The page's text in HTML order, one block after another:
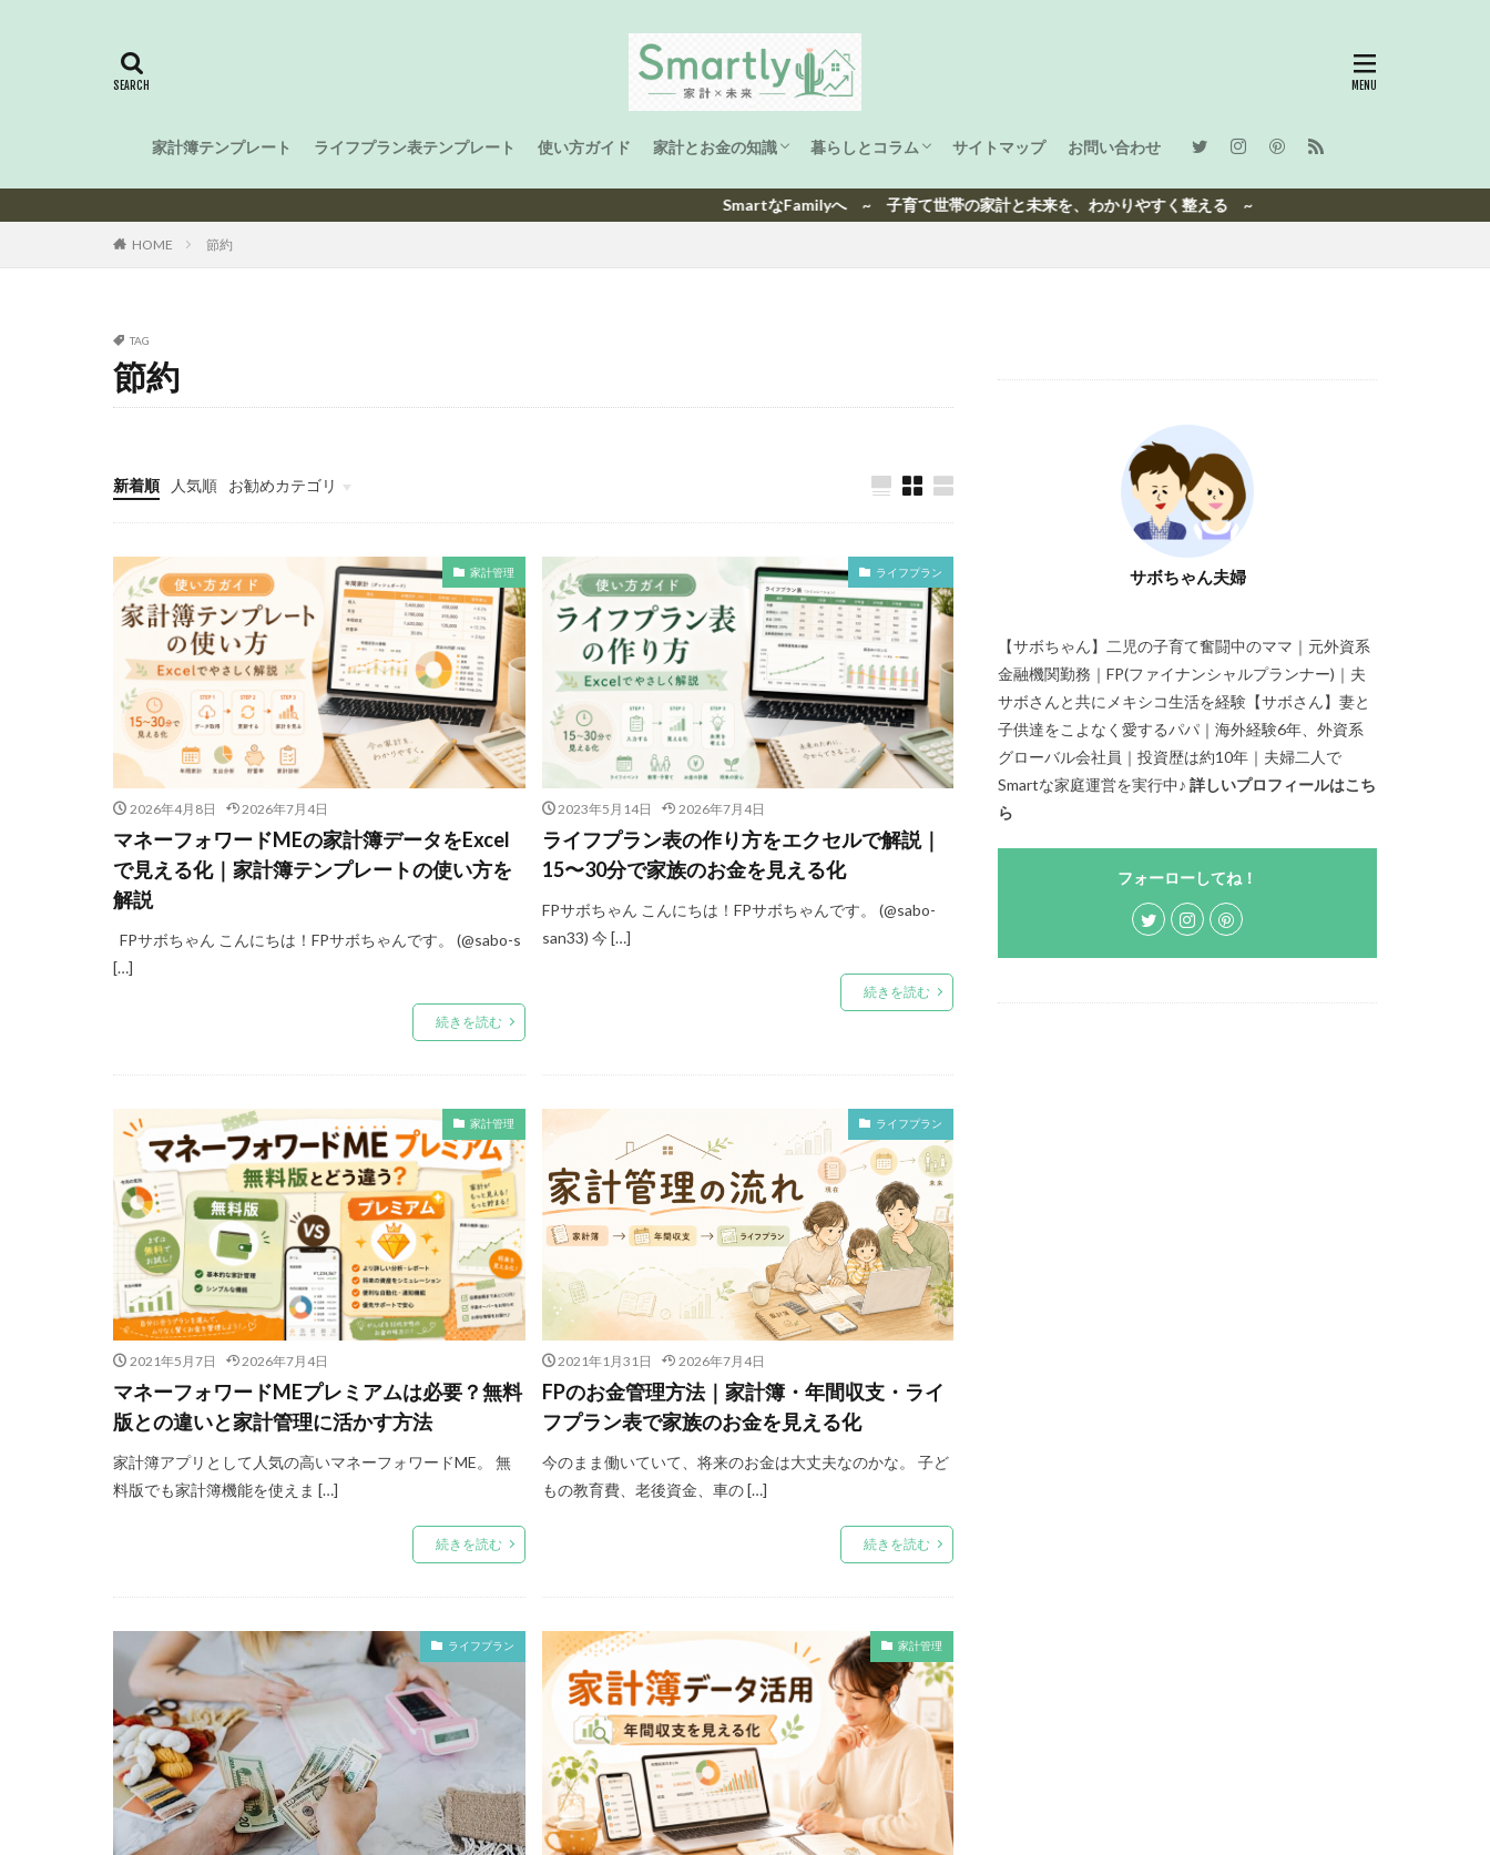
家計簿テンプレート ライフプラン表テンプレート 使い方ガイド 家計とお金の知識
家計管理
ライフプラン
資産形成
暮らしとコラム
子育て
海外生活と旅
洋楽ヒット曲ランキング
日本ヒット曲ランキング
サイトマップ お問い合わせ
SmartなFamilyへ ~ 子育て世帯の家計と未来を、わかりやすく整える ~
HOME 節約
TAG
節約
新着順 人気順
お勧めカテゴリ
-
家計管理
2026年4月8日 2026年7月4日
マネーフォワードMEの家計簿データをExcel
で見える化｜家計簿テンプレートの使い方を
解説
FPサボちゃん こんにちは！FPサボちゃんです。 (@sabo-s
[…]
続きを読む
ライフプラン
2023年5月14日 2026年7月4日
ライフプラン表の作り方をエクセルで解説｜
15〜30分で家族のお金を見える化
FPサボちゃん こんにちは！FPサボちゃんです。 (@sabo-
san33) 今 […]
続きを読む
家計管理
2021年5月7日 2026年7月4日
マネーフォワードMEプレミアムは必要？無料
版との違いと家計管理に活かす方法
家計簿アプリとして人気の高いマネーフォワードME。 無
料版でも家計簿機能を使えま […]
続きを読む
ライフプラン
2021年1月31日 2026年7月4日
FPのお金管理方法｜家計簿・年間収支・ライ
フプラン表で家族のお金を見える化
今のまま働いていて、将来のお金は大丈夫なのかな。 子ど
もの教育費、老後資金、車の […]
続きを読む
ライフプラン 家計管理
サボちゃん夫婦
【サボちゃん】二児の子育て奮闘中のママ｜元外資系
金融機関勤務｜FP(ファイナンシャルプランナー)｜夫
サボさんと共にメキシコ生活を経験【サボさん】妻と
子供達をこよなく愛するパパ｜海外経験6年、外資系
グローバル会社員｜投資歴は約10年｜夫婦二人で
Smartな家庭運営を実行中♪ 詳しいプロフィールはこち
ら
フォーローしてね！